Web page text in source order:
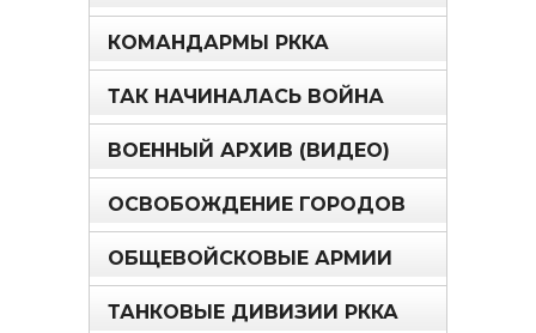
КОМАНДАРМЫ РККА
ТАК НАЧИНАЛАСЬ ВОЙНА
ВОЕННЫЙ АРХИВ (ВИДЕО)
ОСВОБОЖДЕНИЕ ГОРОДОВ
ОБЩЕВОЙСКОВЫЕ АРМИИ
ТАНКОВЫЕ ДИВИЗИИ РККА